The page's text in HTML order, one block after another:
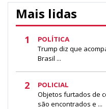
Mais lidas
1 POLÍTICA
Trump diz que
Brasil ...
2 POLICIAL
Objetos furtados de
são encontrados e ...